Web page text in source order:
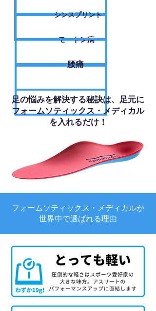
シンスプリント
モートン病
腰痛
足の悩みを解決する秘訣は、足元に
フォームソティックス・メディカル
を入れるだけ！
フォームソティックス・メディカルが
世界中で選ばれる理由